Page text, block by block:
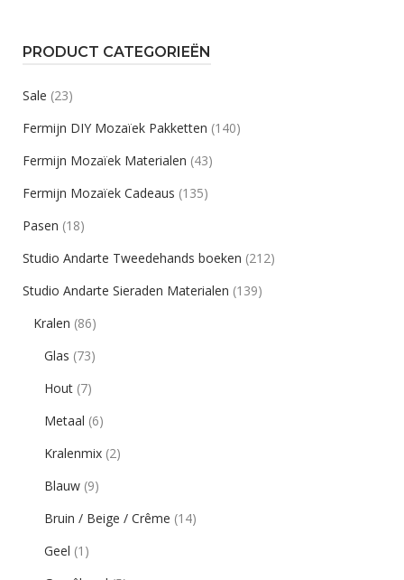
PRODUCT CATEGORIEËN
Sale (23)
Fermijn DIY Mozaïek Pakketten (140)
Fermijn Mozaïek Materialen (43)
Fermijn Mozaïek Cadeaus (135)
Pasen (18)
Studio Andarte Tweedehands boeken (212)
Studio Andarte Sieraden Materialen (139)
Kralen (86)
Glas (73)
Hout (7)
Metaal (6)
Kralenmix (2)
Blauw (9)
Bruin / Beige / Crême (14)
Geel (1)